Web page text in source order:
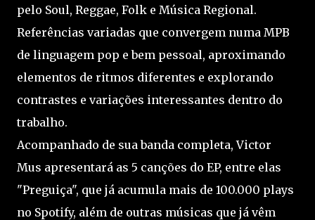
pelo Soul, Reggae, Folk e Música Regional.
Referências variadas que convergem numa MPB
de linguagem pop e bem pessoal, aproximando
elementos de ritmos diferentes e explorando
contrastes e variações interessantes dentro do
trabalho.
Acompanhado de sua banda completa, Victor
Mus apresentará as 5 canções do EP, entre elas
"Preguiça", que já acumula mais de 100.000 plays
no Spotify, além de outras músicas que já vêm